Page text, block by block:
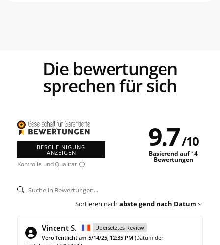
die bewertungen
sprechen für sich
BESCHEINIGUNG
ANZEIGEN
Kontrolle und Qualität
9.7/10
Basierend auf 14
Bewertungen
Sortieren nach absteigend nach Datum
Vincent S.
Übersetztes Review
Veröffentlicht am 5/14/25, 12:35 PM (Datum der